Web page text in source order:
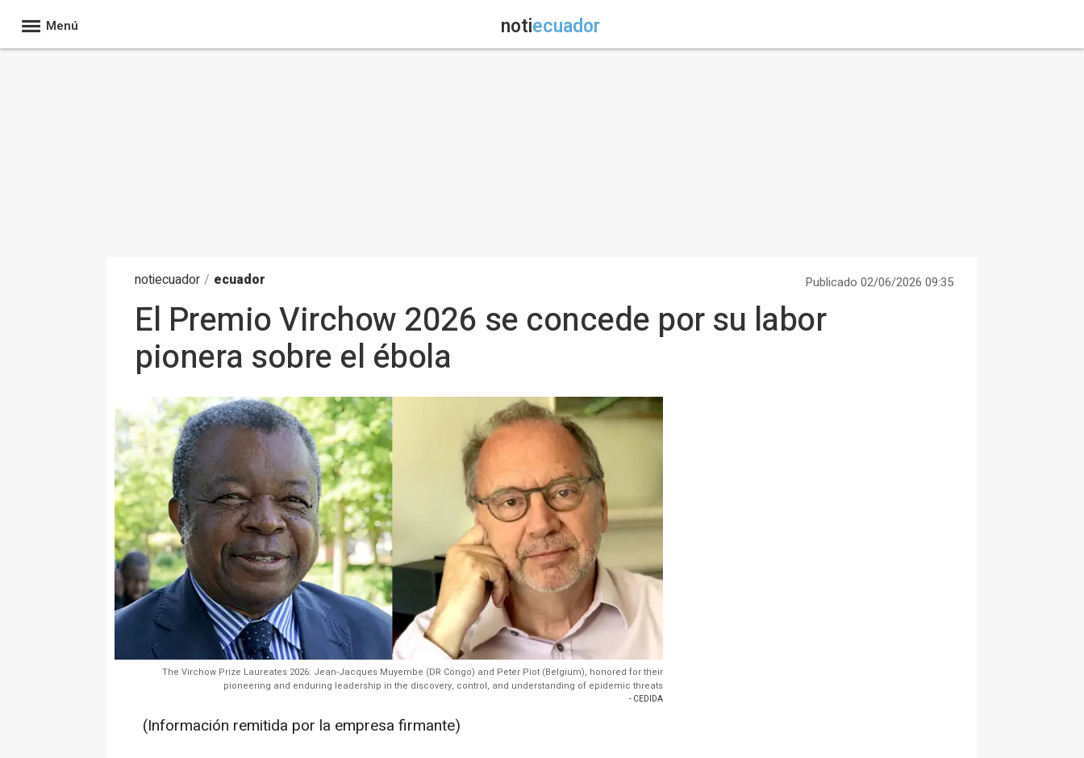
Menú notiecuador
notiecuador / ecuador Publicado 02/06/2026 09:35
El Premio Virchow 2026 se concede por su labor
pionera sobre el ébola
The Virchow Prize Laureates 2026: Jean-Jacques Muyembe (DR Congo) and Peter Piot (Belgium), honored for their
pioneering and enduring leadership in the discovery, control, and understanding of epidemic threats
- CEDIDA
(Información remitida por la empresa firmante)